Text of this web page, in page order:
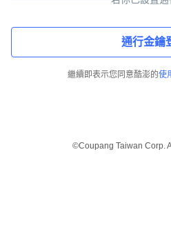
通行金鑰
繼續即表示您同意酷澎的使
©Coupang Taiwan Corp.